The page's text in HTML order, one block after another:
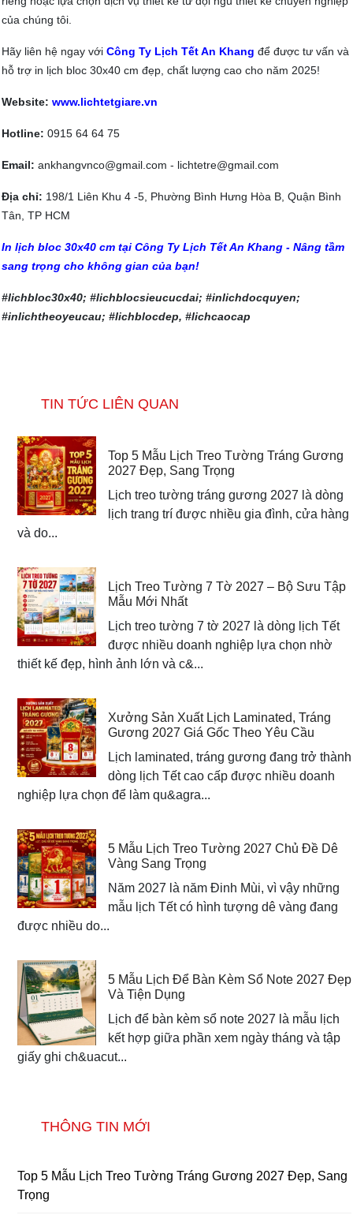
của chúng tôi.
Hãy liên hệ ngay với Công Ty Lịch Tết An Khang để được tư vấn và
hỗ trợ in lịch bloc 30x40 cm đẹp, chất lượng cao cho năm 2025!
Website: www.lichtetgiare.vn
Hotline: 0915 64 64 75
Email: ankhangvnco@gmail.com - lichtetre@gmail.com
Địa chỉ: 198/1 Liên Khu 4 -5, Phường Bình Hưng Hòa B, Quận Bình
Tân, TP HCM
In lịch bloc 30x40 cm tại Công Ty Lịch Tết An Khang - Nâng tầm
sang trọng cho không gian của bạn!
#lichbloc30x40; #lichblocsieucucdai; #inlichdocquyen;
#inlichtheoyeucau; #lichblocdep, #lichcaocap
TIN TỨC LIÊN QUAN
Top 5 Mẫu Lịch Treo Tường Tráng Gương
2027 Đẹp, Sang Trọng
Lịch treo tường tráng gương 2027 là dòng
lịch trang trí được nhiều gia đình, cửa hàng
và do...
Lịch Treo Tường 7 Tờ 2027 – Bộ Sưu Tập
Mẫu Mới Nhất
Lịch treo tường 7 tờ 2027 là dòng lịch Tết
được nhiều doanh nghiệp lựa chọn nhờ
thiết kế đẹp, hình ảnh lớn và c&...
Xưởng Sản Xuất Lịch Laminated, Tráng
Gương 2027 Giá Gốc Theo Yêu Cầu
Lịch laminated, tráng gương đang trở thành
dòng lịch Tết cao cấp được nhiều doanh
nghiệp lựa chọn để làm qu&agra...
5 Mẫu Lịch Treo Tường 2027 Chủ Đề Dê
Vàng Sang Trọng
Năm 2027 là năm Đinh Mùi, vì vậy những
mẫu lịch Tết có hình tượng dê vàng đang
được nhiều do...
5 Mẫu Lịch Để Bàn Kèm Sổ Note 2027 Đẹp
Và Tiện Dụng
Lịch để bàn kèm sổ note 2027 là mẫu lịch
kết hợp giữa phần xem ngày tháng và tập
giấy ghi ch&uacut...
THÔNG TIN MỚI
Top 5 Mẫu Lịch Treo Tường Tráng Gương 2027 Đẹp, Sang
Trọng